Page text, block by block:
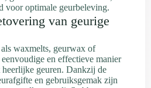
voor optimale geurbeleving.
van geurige
waxmelts, geurwax of
en effectieve manier
geuren. Dankzij de
en gebruiksgemak zijn